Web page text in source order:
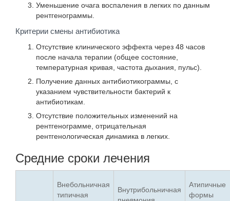
Уменьшение очага воспаления в легких по данным
рентгенограммы.
Критерии смены антибиотика
Отсутствие клинического эффекта через 48 часов
после начала терапии (общее состояние,
температурная кривая, частота дыхания, пульс).
Получение данных антибиотикограммы, с
указанием чувствительности бактерий к
антибиотикам.
Отсутствие положительных изменений на
рентгенограмме, отрицательная
рентгенологическая динамика в легких.
Средние сроки лечения
Внебольничная
типичная
Внутрибольничная
Атипичные
формы